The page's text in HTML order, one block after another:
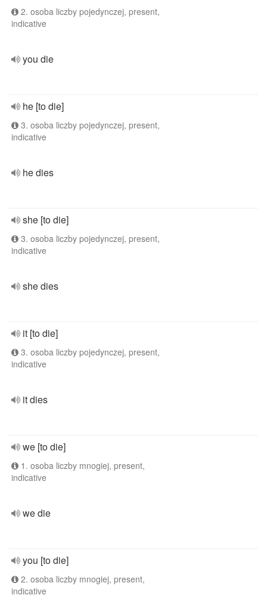
2. osoba liczby pojedynczej, present,
indicative
you die
he [to die]
3. osoba liczby pojedynczej, present,
indicative
he dies
she [to die]
3. osoba liczby pojedynczej, present,
indicative
she dies
it [to die]
3. osoba liczby pojedynczej, present,
indicative
it dies
we [to die]
1. osoba liczby mnogiej, present,
indicative
we die
you [to die]
2. osoba liczby mnogiej, present,
indicative